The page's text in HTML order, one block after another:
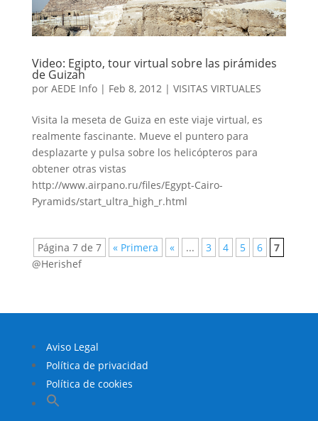
Video: Egipto, tour virtual sobre las pirámides
de Guizah
por AEDE Info| Feb 8, 2012| VISITAS VIRTUALES
Visita la meseta de Guiza en este viaje virtual, es
realmente fascinante. Mueve el puntero para
desplazarte y pulsa sobre los helicópteros para
obtener otras vistas
http://www.airpano.ru/files/Egypt-Cairo-
Pyramids/start_ultra_high_r.html
Página 7 de 7 « Primera « ... 3 4 5 6
7
@Herishef
Aviso Legal
Política de privacidad
Política de cookies
Buscar: